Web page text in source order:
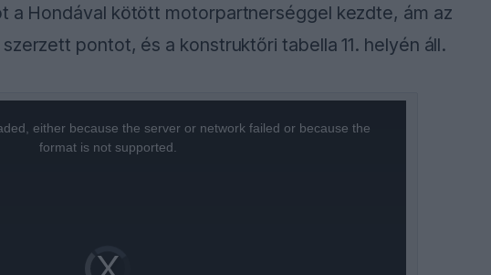
a Hondával kötött motorpartnerséggel kezdte, ám az
pontot, és a konstruktőri tabella 11. helyén áll.
Video
Player
either because the server or network failed or because the
format is not supported.